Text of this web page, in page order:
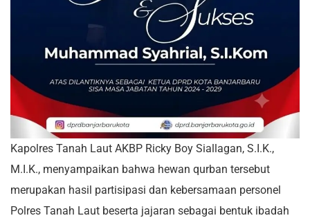
Kapolres Tanah Laut AKBP Ricky Boy Siallagan, S.I.K.,
M.I.K., menyampaikan bahwa hewan qurban tersebut
merupakan hasil partisipasi dan kebersamaan personel
Polres Tanah Laut beserta jajaran sebagai bentuk ibadah